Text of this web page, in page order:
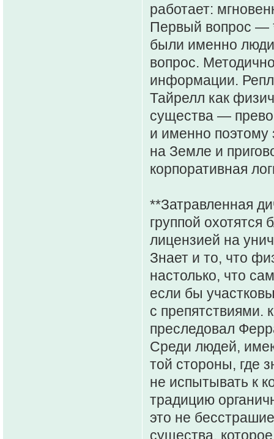
работает:
Первый вопрос —
были именно
вопрос.
информации.
Тайрелл как
существа —
и именно поэтому
на Земле и
корпоративная
**Затравленная
группой
лицензией на
Знает и то, что
настолько, что
если бы
с препятствиями.
преследовал
Среди людей,
той стороны, где
не испытывать к
традицию
это не
существа,